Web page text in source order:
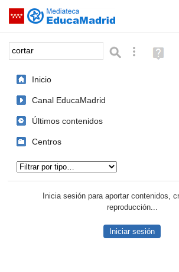
Saltar navegación
Palabra o frase: BúsquedaAyuda
(en
Inicio
Canal EducaMadrid
Últimos contenidos
Centros
Inicia sesión para aportar contenidos,
reproducción...
Iniciar sesión